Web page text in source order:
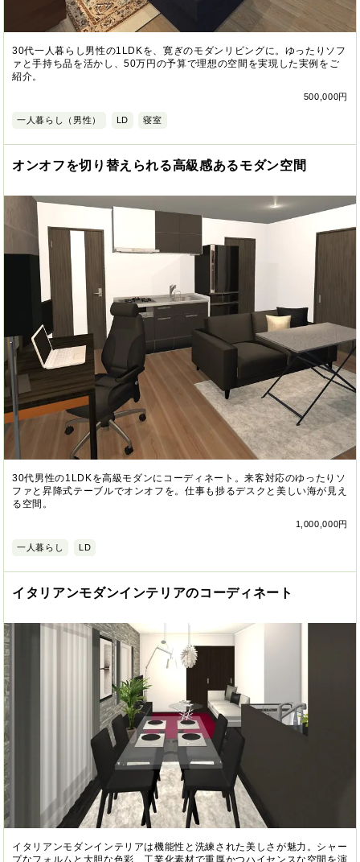
30代一人暮らし男性の1LDKを、寛ぎのモダンリビングに。ゆったりソフ
ァと手持ち品を活かし、50万円の予算で理想の空間を実現した実例をご
紹介。
500,000円
一人暮らし（男性） LD 寝室
オンオフを切り替えられる高級感あるモダン空間
30代男性の1LDKを高級モダンにコーディネート。来客対応のゆったりソ
ファと昇降式テーブルでオンオフを。仕事も捗るデスクと美しい海が見え
る空間。
1,000,000円
一人暮らし LD
イタリアンモダンインテリアのコーディネート
イタリアンモダンインテリアは機能性と洗練された美しさが魅力。シャー